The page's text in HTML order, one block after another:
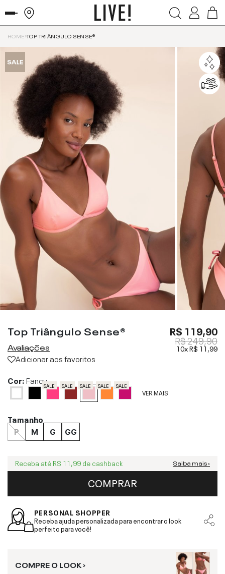
HOME TOP TRIÂNGULO SENSE®
Top Triângulo Sense®
Avaliações
Adicionar aos favoritos
R$ 119,90
R$ 249,90
10xR$ 11,99
Cor:FancySALE SALE SALE SALE SALE
VER MAIS
Tamanho
P
M G GG
Receba até R$ 11,99 de cashback Saiba mais ›
COMPRAR
PERSONAL SHOPPER
Receba ajuda personalizada para encontrar o look
perfeito para você!
COMPRE O LOOK ›